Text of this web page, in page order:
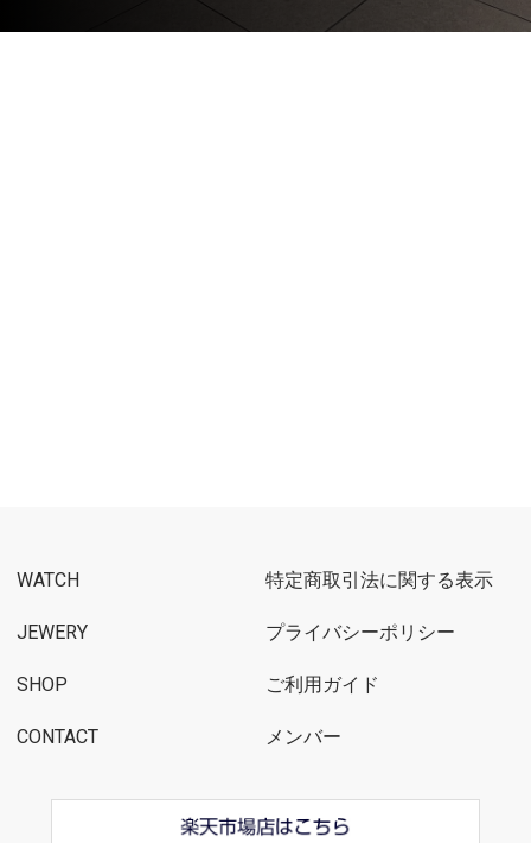
WATCH
JEWERY
SHOP
CONTACT
特定商取引法に関する表示
プライバシーポリシー
ご利用ガイド
メンバー